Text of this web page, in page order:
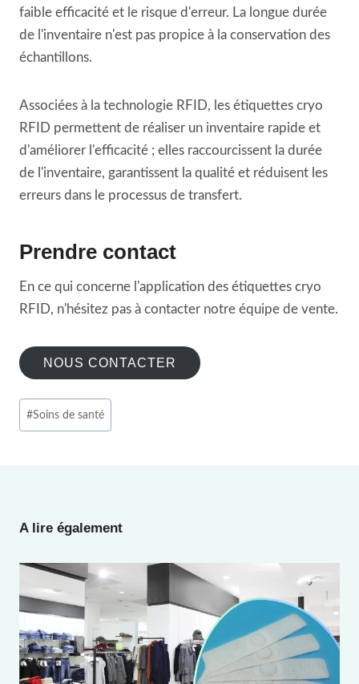
faible efficacité et le risque d'erreur. La longue durée
de l'inventaire n'est pas propice à la conservation des
échantillons.
Associées à la technologie RFID, les étiquettes cryo
RFID permettent de réaliser un inventaire rapide et
d'améliorer l'efficacité ; elles raccourcissent la durée
de l'inventaire, garantissent la qualité et réduisent les
erreurs dans le processus de transfert.
Prendre contact
En ce qui concerne l'application des étiquettes cryo
RFID, n'hésitez pas à contacter notre équipe de vente.
NOUS CONTACTER
Étiquettes
#Soins de santé
A lire également